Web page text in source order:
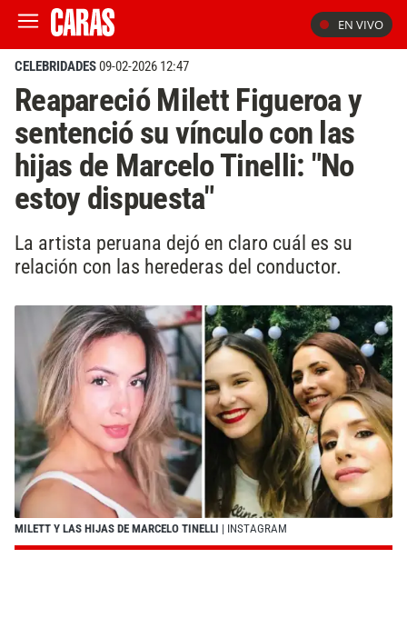
EN VIVO
CELEBRIDADES09-02-2026 12:47
Reapareció Milett Figueroa y
sentenció su vínculo con las
hijas de Marcelo Tinelli: "No
estoy dispuesta"
La artista peruana dejó en claro cuál es su
relación con las herederas del conductor.
MILETT Y LAS HIJAS DE MARCELO TINELLI | INSTAGRAM